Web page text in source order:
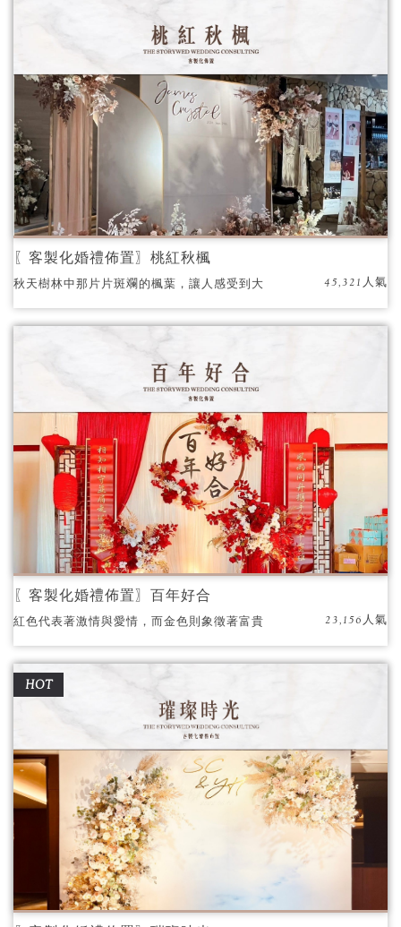
〖客製化婚禮佈置〗桃紅秋楓
秋天樹林中那片片斑斕的楓葉，讓人感受到大
45,321人氣
〖客製化婚禮佈置〗百年好合
紅色代表著激情與愛情，而金色則象徵著富貴
散發著濃郁而又溫暖的人情味。
23,156人氣
HOT